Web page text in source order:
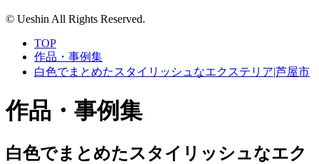
© Ueshin All Rights Reserved.
TOP
作品・事例集
白色でまとめたスタイリッシュなエクステリア|芦屋市
作品・事例集
白色でまとめたスタイリッシュなエク